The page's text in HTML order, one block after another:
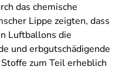
das chemische
Lippe zeigten, dass
Luftballons die
und erbgutschädigende
zum Teil erheblich